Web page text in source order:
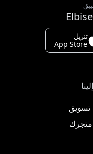
تنزيل
App Store